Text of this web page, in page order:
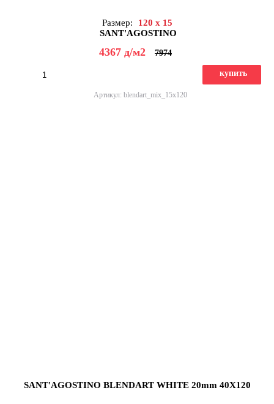
Размер:
120 x 15
SANT'AGOSTINO
4367 д/м2 7974
купить
Артикул: blendart_mix_15x120
SANT'AGOSTINO BLENDART WHITE 20mm 40X120